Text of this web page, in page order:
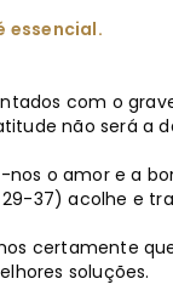
essencial.
com o
não será a
nos o amor e a
29-37) acolhe e
certamente
soluções.